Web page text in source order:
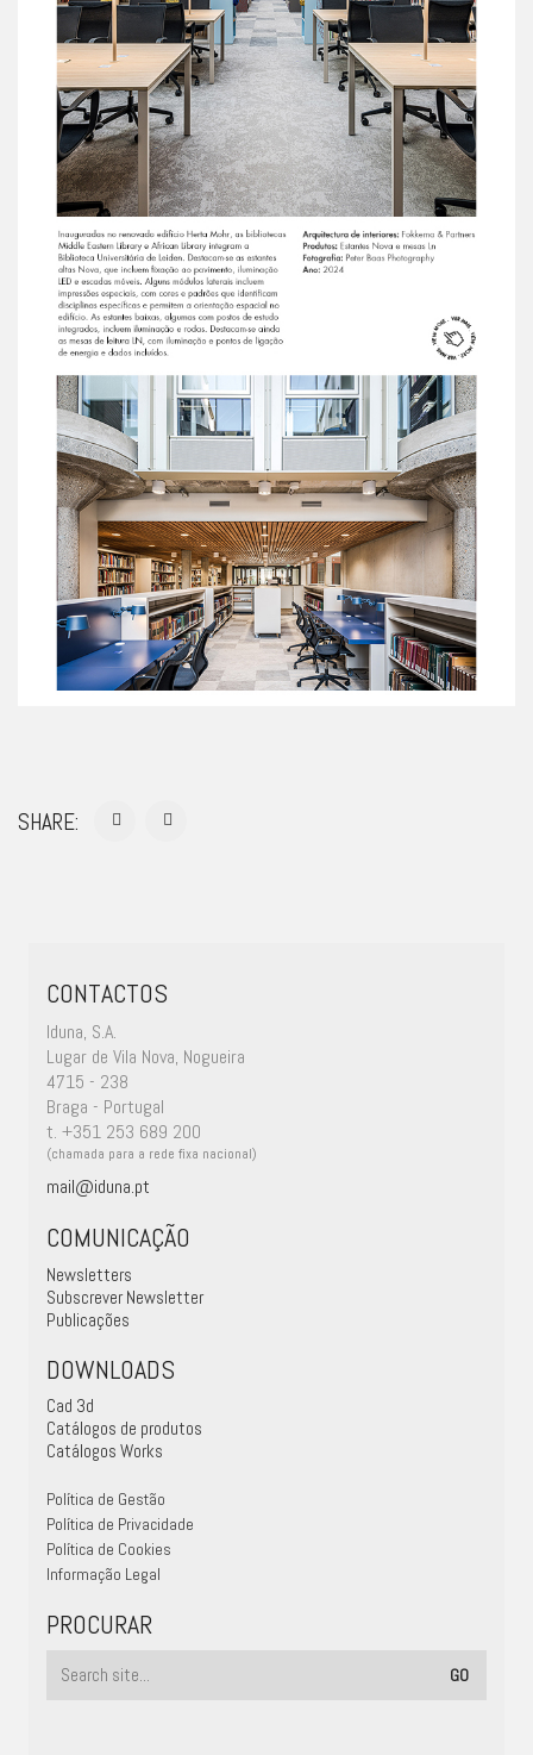
SHARE:
CONTACTOS
Iduna, S.A.
Lugar de Vila Nova, Nogueira
4715 - 238
Braga - Portugal
t. +351 253 689 200
(chamada para a rede fixa nacional)
mail@iduna.pt
COMUNICAÇÃO
Newsletters
Subscrever Newsletter
Publicações
DOWNLOADS
Cad 3d
Catálogos de produtos
Catálogos Works
Política de Gestão
Política de Privacidade
Política de Cookies
Informação Legal
PROCURAR